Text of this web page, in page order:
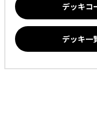
デッキコ
デッキ一